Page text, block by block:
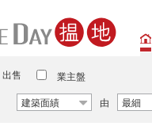
出售 業主盤
建築面績 由 最細